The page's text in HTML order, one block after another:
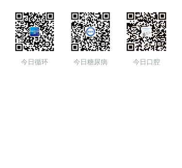
今日循环 今日糖尿病 今日口腔